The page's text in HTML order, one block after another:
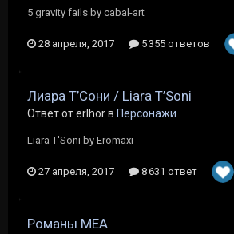
5 gravity fails by cabal-art
28 апреля, 2017 5 355 ответов
Лиара Т’Сони / Liara T’Soni
Ответ от erlhor в Персонажи
Liara T'Soni by Eromaxi
27 апреля, 2017 8 631 ответ
Романы МЕА